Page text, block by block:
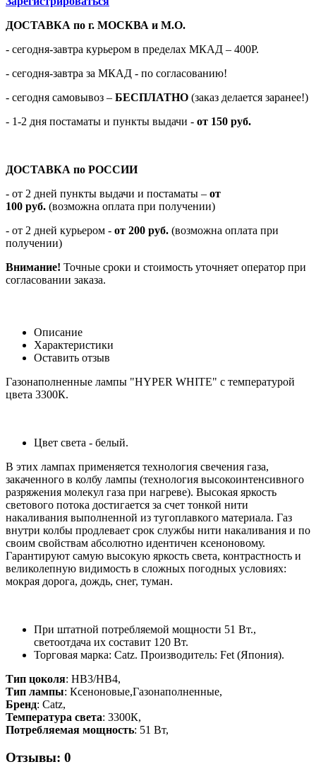
ДОСТАВКА по г. МОСКВА и М.О.
- сегодня-завтра курьером в пределах МКАД – 400Р.
- сегодня-завтра за МКАД - по согласованию!
- сегодня самовывоз – БЕСПЛАТНО (заказ делается заранее!)
- 1-2 дня постаматы и пункты выдачи - от 150 руб.
ДОСТАВКА по РОССИИ
- от 2 дней пункты выдачи и постаматы – от
100 руб. (возможна оплата при получении)
- от 2 дней курьером - от 200 руб. (возможна оплата при
получении)
Внимание! Точные сроки и стоимость уточняет оператор при
согласовании заказа.
Описание
Характеристики
Оставить отзыв
Газонаполненные лампы "HYPER WHITE" с температурой
цвета 3300К.
Цвет света - белый.
В этих лампах применяется технология свечения газа,
закаченного в колбу лампы (технология высокоинтенсивного
разряжения молекул газа при нагреве). Высокая яркость
светового потока достигается за счет тонкой нити
накаливания выполненной из тугоплавкого материала. Газ
внутри колбы продлевает срок службы нити накаливания и по
своим свойствам абсолютно идентичен ксеноновому.
Гарантируют самую высокую яркость света, контрастность и
великолепную видимость в сложных погодных условиях:
мокрая дорога, дождь, снег, туман.
При штатной потребляемой мощности 51 Вт.,
светоотдача их составит 120 Вт.
Торговая марка: Catz. Производитель: Fet (Япония).
Тип цоколя: HB3/HB4,
Тип лампы: Ксеноновые,Газонаполненные,
Бренд: Catz,
Температура света: 3300К,
Потребляемая мощность: 51 Вт,
Отзывы: 0